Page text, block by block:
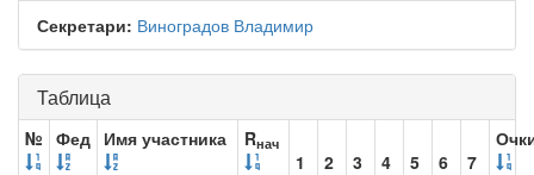
Секретари: Виноградов Владимир
Таблица
№ Фед Имя участника Rнач
1 2 3 4 5 6 7